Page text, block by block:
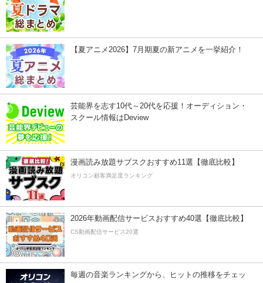
【夏アニメ2026】7月期夏の新アニメを一挙紹介！
芸能界を志す10代～20代を応援！オーディション・
スクール情報はDeview
漫画読み放題サブスクおすすめ11選【徹底比較】
オリコン顧客満足度ランキング
2026年動画配信サービスおすすめ40選【徹底比較】
CS動画配信サービス20選
毎週の音楽ランキングから、ヒットの推移をチェッ